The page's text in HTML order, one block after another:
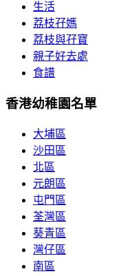
生活
荔枝孖媽
荔枝與孖寶
親子好去處
食譜
香港幼稚園名單
大埔區
沙田區
北區
元朗區
屯門區
荃灣區
葵青區
灣仔區
南區